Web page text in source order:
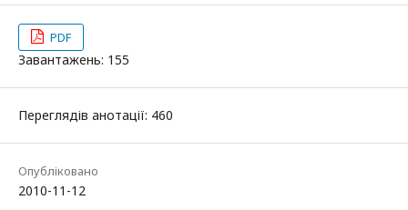
PDF
Завантажень: 155
Переглядів анотації: 460
Опубліковано
2010-11-12